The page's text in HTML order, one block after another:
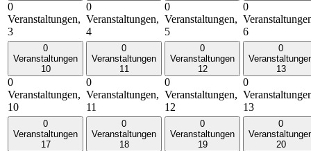
0
Veranstaltungen,
3
0
Veranstaltungen,
4
0
Veranstaltungen,
5
0
6
0
Veranstaltungen
10
0
Veranstaltungen,
10
0
Veranstaltungen
11
0
Veranstaltungen,
11
0
Veranstaltungen
12
0
Veranstaltungen,
12
0
13
0
13
0
Veranstaltungen
17
0
Veranstaltungen
18
0
Veranstaltungen
19
0
20